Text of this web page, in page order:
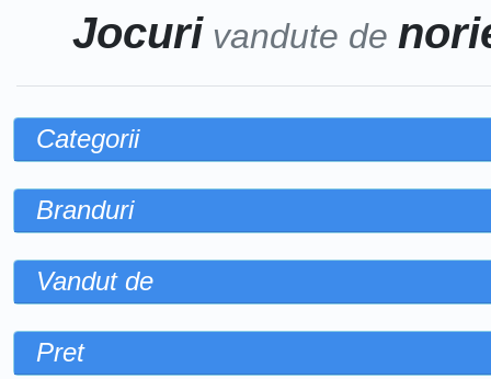
Jocuri vandute de
Categorii
Branduri
Vandut de
Pret